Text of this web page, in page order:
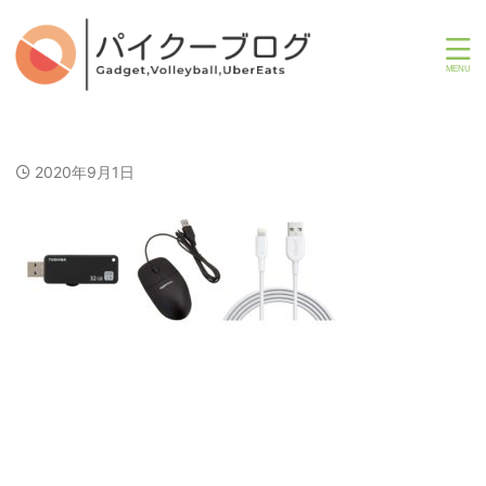
2020年9月1日